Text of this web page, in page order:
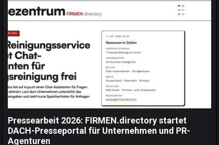
Pressearbeit 2026: FIRMEN.directory startet
DACH-Presseportal für Unternehmen und PR-
Agenturen